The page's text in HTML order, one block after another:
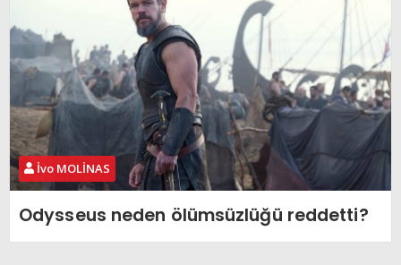
İvo MOLİNAS
Odysseus neden ölümsüzlüğü reddetti?